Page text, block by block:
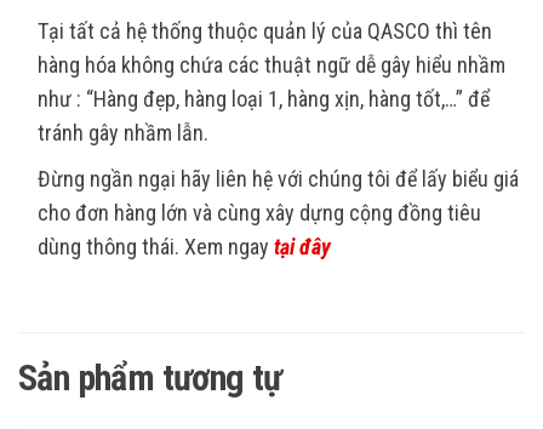
Tại tất cả hệ thống thuộc quản lý của QASCO thì tên
hàng hóa không chứa các thuật ngữ dễ gây hiểu nhầm
như : “Hàng đẹp, hàng loại 1, hàng xịn, hàng tốt,…” để
tránh gây nhầm lẫn.
Đừng ngần ngại hãy liên hệ với chúng tôi để lấy biểu giá
cho đơn hàng lớn và cùng xây dựng cộng đồng tiêu
dùng thông thái. Xem ngay tại đây
Sản phẩm tương tự